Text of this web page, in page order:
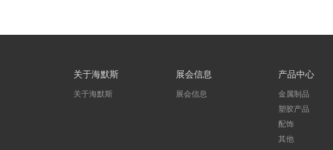
关于海默斯
关于海默斯
展会信息
展会信息
产品中心
金属制品
塑胶产品
配饰
其他